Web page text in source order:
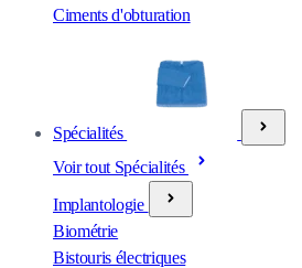
Ciments d'obturation
Spécialités
Voir tout Spécialités
Implantologie
Biométrie
Bistouris électriques